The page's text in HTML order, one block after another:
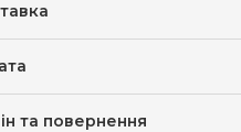
та повернення